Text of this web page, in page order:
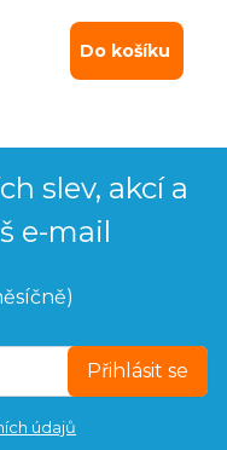
Do košíku
slev, akcí a
e-mail
Přihlásit se
údajů